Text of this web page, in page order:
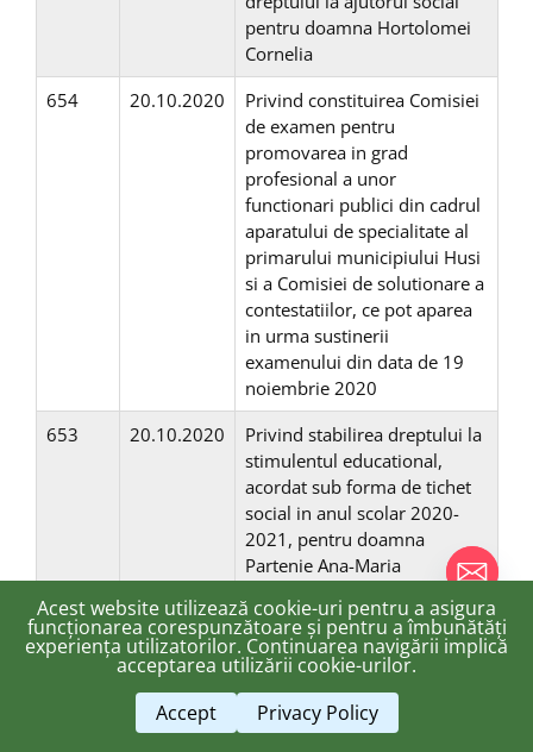
pentru doamna Hortolomei
Cornelia
654
20.10.2020
Privind constituirea Comisiei
de examen pentru
promovarea in grad
profesional a unor
functionari publici din cadrul
aparatului de specialitate al
primarului municipiului Husi
si a Comisiei de solutionare a
contestatiilor, ce pot aparea
in urma sustinerii
examenului din data de 19
noiembrie 2020
653
20.10.2020
Privind stabilirea dreptului la
stimulentul educational,
acordat sub forma de tichet
social in anul scolar 2020-
2021, pentru doamna
Partenie Ana-Maria
652
20.10.2020
Privind stabilirea dreptului la
stimulentul educational,
acordat sub forma de tichet
social in anul scolar 2020-
2021, pentru domnul Balan
Acest website utilizează cookie-uri pentru a asigura
funcționarea corespunzătoare și pentru a îmbunătăți
experiența utilizatorilor. Continuarea navigării implică
acceptarea utilizării cookie-urilor.
Accept
Privacy Policy
chaty